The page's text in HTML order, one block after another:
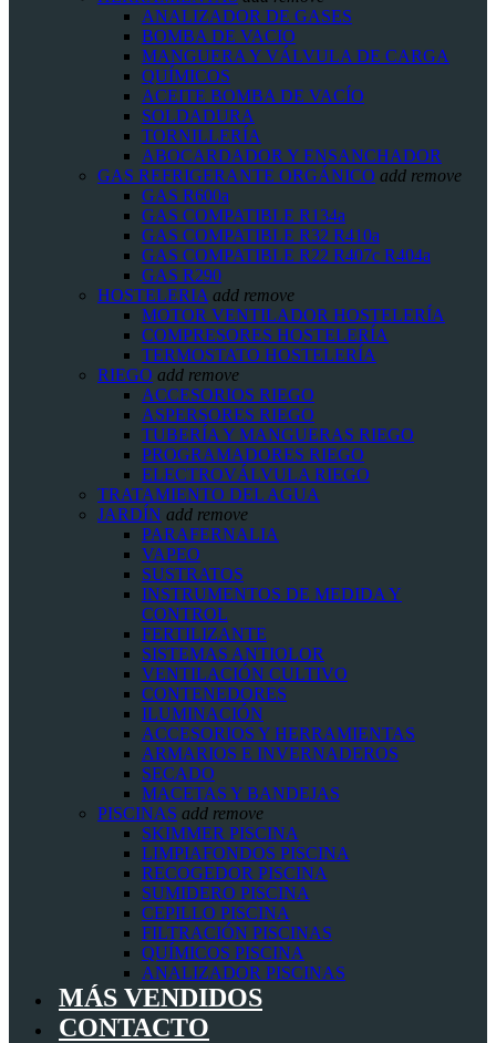
ANALIZADOR DE GASES
BOMBA DE VACIO
MANGUERA Y VÁLVULA DE CARGA
QUÍMICOS
ACEITE BOMBA DE VACÍO
SOLDADURA
TORNILLERÍA
ABOCARDADOR Y ENSANCHADOR
GAS REFRIGERANTE ORGÁNICO add remove
GAS R600a
GAS COMPATIBLE R134a
GAS COMPATIBLE R32 R410a
GAS COMPATIBLE R22 R407c R404a
GAS R290
HOSTELERIA add remove
MOTOR VENTILADOR HOSTELERÍA
COMPRESORES HOSTELERÍA
TERMOSTATO HOSTELERÍA
RIEGO add remove
ACCESORIOS RIEGO
ASPERSORES RIEGO
TUBERÍA Y MANGUERAS RIEGO
PROGRAMADORES RIEGO
ELECTROVÁLVULA RIEGO
TRATAMIENTO DEL AGUA
JARDÍN add remove
PARAFERNALIA
VAPEO
SUSTRATOS
INSTRUMENTOS DE MEDIDA Y
CONTROL
FERTILIZANTE
SISTEMAS ANTIOLOR
VENTILACIÓN CULTIVO
CONTENEDORES
ILUMINACIÓN
ACCESORIOS Y HERRAMIENTAS
ARMARIOS E INVERNADEROS
SECADO
MACETAS Y BANDEJAS
PISCINAS add remove
SKIMMER PISCINA
LIMPIAFONDOS PISCINA
RECOGEDOR PISCINA
SUMIDERO PISCINA
CEPILLO PISCINA
FILTRACIÓN PISCINAS
QUÍMICOS PISCINA
ANALIZADOR PISCINAS
MÁS VENDIDOS
CONTACTO